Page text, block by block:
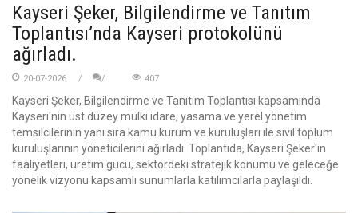
Kayseri Şeker, Bilgilendirme ve Tanıtım
Toplantısı’nda Kayseri protokolünü
ağırladı.
20-07-2026 407
Kayseri Şeker, Bilgilendirme ve Tanıtım Toplantısı kapsamında
Kayseri'nin üst düzey mülki idare, yasama ve yerel yönetim
temsilcilerinin yanı sıra kamu kurum ve kuruluşları ile sivil toplum
kuruluşlarının yöneticilerini ağırladı. Toplantıda, Kayseri Şeker'in
faaliyetleri, üretim gücü, sektördeki stratejik konumu ve geleceğe
yönelik vizyonu kapsamlı sunumlarla katılımcılarla paylaşıldı.